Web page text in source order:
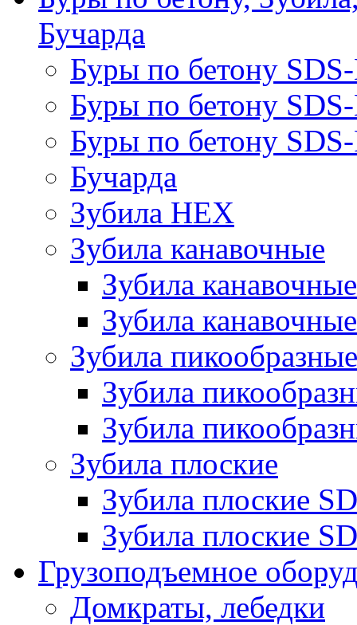
Бучарда
Буры по бетону
Буры по бетону
Буры по бетону
Бучарда
Зубила HEX
Зубила канавочные
Зубила
Зубила
Зубила пикообразные
Зубила
Зубила
Зубила плоские
Зубила плоские
Зубила плоские
Грузоподъемное
Домкраты, лебедки